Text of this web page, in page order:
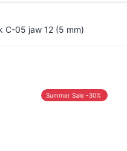
C-05 jaw 12 (5 mm)
Summer Sale -30%